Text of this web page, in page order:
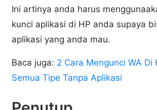
Ini artinya anda harus
kunci aplikasi di HP anda supaya
aplikasi yang anda mau.
Baca juga: 2 Cara Mengunci WA Di
Semua Tipe Tanpa Aplikasi